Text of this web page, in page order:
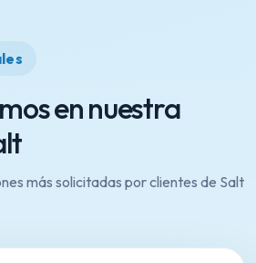
en nuestra
más solicitadas por clientes de Salt